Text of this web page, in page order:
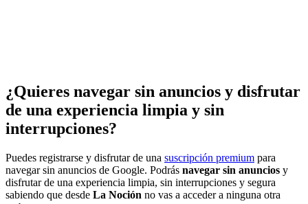
¿Quieres navegar sin anuncios y disfrutar
de una experiencia limpia y sin
interrupciones?
Puedes registrarse y disfrutar de una suscripción premium para
navegar sin anuncios de Google. Podrás navegar sin anuncios y
disfrutar de una experiencia limpia, sin interrupciones y segura
sabiendo que desde La Noción no vas a acceder a ninguna otra